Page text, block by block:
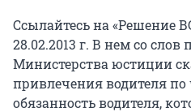
Ссылайтесь на «Решение
28.02.2013 г. В нем со
Министерства юстиции
привлечения водителя по
обязанность водителя,